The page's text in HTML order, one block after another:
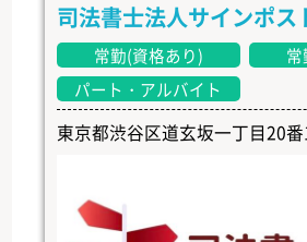
司法書士法人サインポス
常勤(資格あり)
パート・アルバイト
東京都渋谷区道玄坂一丁目20